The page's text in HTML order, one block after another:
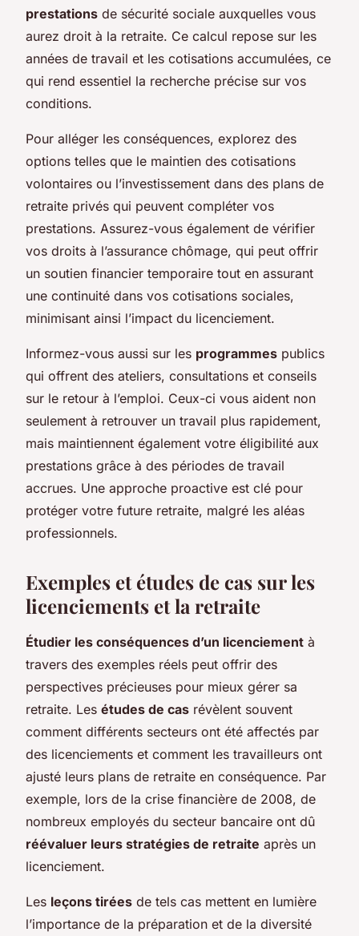
prestations de sécurité sociale auxquelles vous
aurez droit à la retraite. Ce calcul repose sur les
années de travail et les cotisations accumulées, ce
qui rend essentiel la recherche précise sur vos
conditions.
Pour alléger les conséquences, explorez des
options telles que le maintien des cotisations
volontaires ou l’investissement dans des plans de
retraite privés qui peuvent compléter vos
prestations. Assurez-vous également de vérifier
vos droits à l’assurance chômage, qui peut offrir
un soutien financier temporaire tout en assurant
une continuité dans vos cotisations sociales,
minimisant ainsi l’impact du licenciement.
Informez-vous aussi sur les programmes publics
qui offrent des ateliers, consultations et conseils
sur le retour à l’emploi. Ceux-ci vous aident non
seulement à retrouver un travail plus rapidement,
mais maintiennent également votre éligibilité aux
prestations grâce à des périodes de travail
accrues. Une approche proactive est clé pour
protéger votre future retraite, malgré les aléas
professionnels.
Exemples et études de cas sur les
licenciements et la retraite
Étudier les conséquences d’un licenciement à
travers des exemples réels peut offrir des
perspectives précieuses pour mieux gérer sa
retraite. Les études de cas révèlent souvent
comment différents secteurs ont été affectés par
des licenciements et comment les travailleurs ont
ajusté leurs plans de retraite en conséquence. Par
exemple, lors de la crise financière de 2008, de
nombreux employés du secteur bancaire ont dû
réévaluer leurs stratégies de retraite après un
licenciement.
Les leçons tirées de tels cas mettent en lumière
l’importance de la préparation et de la diversité